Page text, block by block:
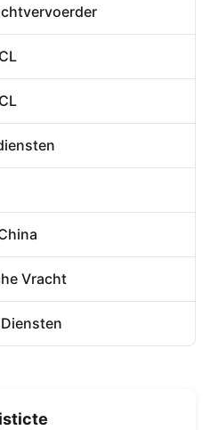
China
Vracht